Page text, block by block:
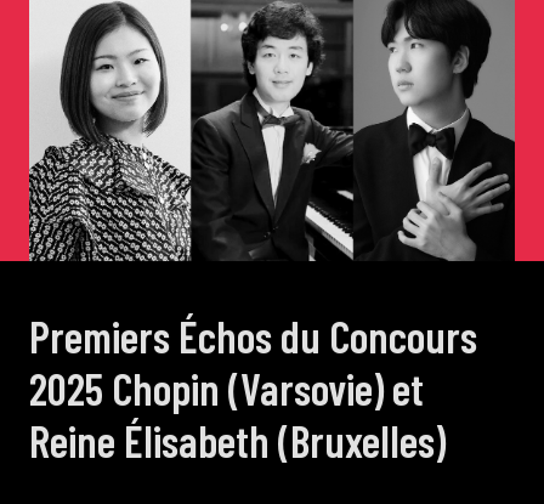
de Cortot
Concerts de midi et demi
Scolaires / Pass Culture
Piano Solo Jazz
La salle
L’événementiel
Premiers Échos du Concours
2025 Chopin (Varsovie) et
Reine Élisabeth (Bruxelles)